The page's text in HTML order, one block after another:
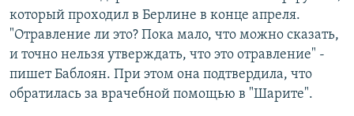
который проходил в Берлине в конце апреля.
"Отравление ли это? Пока мало, что можно сказать,
и точно нельзя утверждать, что это отравление" -
пишет Баблоян. При этом она подтвердила, что
обратилась за врачебной помощью в "Шарите".